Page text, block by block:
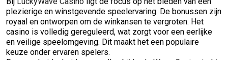
plezierige en winstgevende speelervaring. De bonussen zijn
royaal en ontworpen om de winkansen te vergroten. Het
casino is volledig gereguleerd, wat zorgt voor een eerlijke
en veilige speelomgeving. Dit maakt het een populaire
keuze onder ervaren spelers.